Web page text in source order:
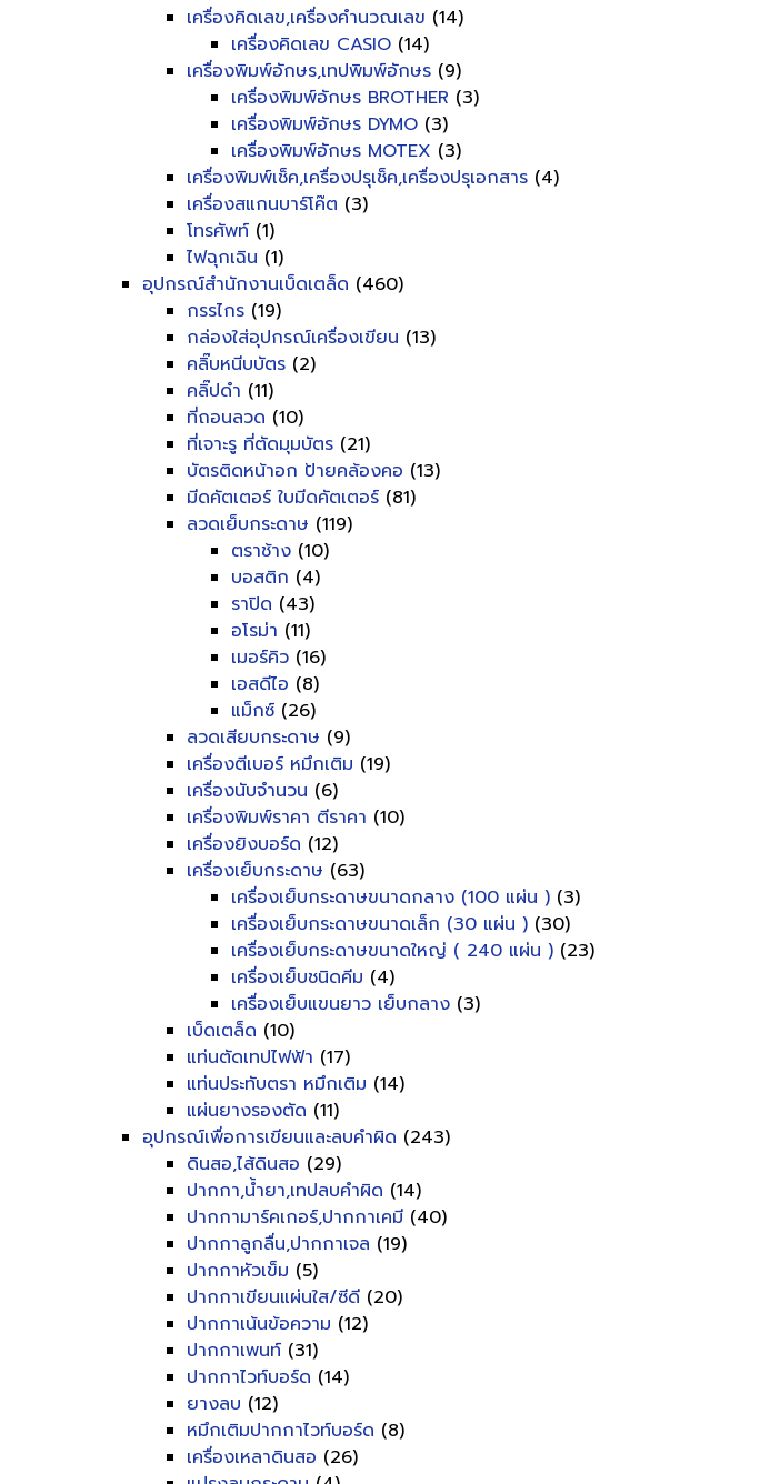
เครื่องคิดเลข,เครื่องคำนวณเลข (14)
เครื่องคิดเลข CASIO (14)
เครื่องพิมพ์อักษร,เทปพิมพ์อักษร (9)
เครื่องพิมพ์อักษร BROTHER (3)
เครื่องพิมพ์อักษร DYMO (3)
เครื่องพิมพ์อักษร MOTEX (3)
เครื่องพิมพ์เช็ค,เครื่องปรุเช็ค,เครื่องปรุเอกสาร (4)
เครื่องสแกนบาร์โค๊ต (3)
โทรศัพท์ (1)
ไฟฉุกเฉิน (1)
อุปกรณ์สำนักงานเบ็ดเตล็ด (460)
กรรไกร (19)
กล่องใส่อุปกรณ์เครื่องเขียน (13)
คลิ๊บหนีบบัตร (2)
คลิ๊ปดำ (11)
ที่ถอนลวด (10)
ที่เจาะรู ที่ตัดมุมบัตร (21)
บัตรติดหน้าอก ป้ายคล้องคอ (13)
มีดคัตเตอร์ ใบมีดคัตเตอร์ (81)
ลวดเย็บกระดาษ (119)
ตราช้าง (10)
บอสติก (4)
ราปิด (43)
อโรม่า (11)
เมอร์คิว (16)
เอสดีไอ (8)
แม็กซ์ (26)
ลวดเสียบกระดาษ (9)
เครื่องตีเบอร์ หมึกเติม (19)
เครื่องนับจำนวน (6)
เครื่องพิมพ์ราคา ตีราคา (10)
เครื่องยิงบอร์ด (12)
เครื่องเย็บกระดาษ (63)
เครื่องเย็บกระดาษขนาดกลาง (100 แผ่น ) (3)
เครื่องเย็บกระดาษขนาดเล็ก (30 แผ่น ) (30)
เครื่องเย็บกระดาษขนาดใหญ่ ( 240 แผ่น ) (23)
เครื่องเย็บชนิดคีม (4)
เครื่องเย็บแขนยาว เย็บกลาง (3)
เบ็ดเตล็ด (10)
แท่นตัดเทปไฟฟ้า (17)
แท่นประทับตรา หมึกเติม (14)
แผ่นยางรองตัด (11)
อุปกรณ์เพื่อการเขียนและลบคำผิด (243)
ดินสอ,ไส้ดินสอ (29)
ปากกา,น้ำยา,เทปลบคำผิด (14)
ปากกามาร์คเกอร์,ปากกาเคมี (40)
ปากกาลูกลื่น,ปากกาเจล (19)
ปากกาหัวเข็ม (5)
ปากกาเขียนแผ่นใส/ซีดี (20)
ปากกาเน้นข้อความ (12)
ปากกาเพนท์ (31)
ปากกาไวท์บอร์ด (14)
ยางลบ (12)
หมึกเติมปากกาไวท์บอร์ด (8)
เครื่องเหลาดินสอ (26)